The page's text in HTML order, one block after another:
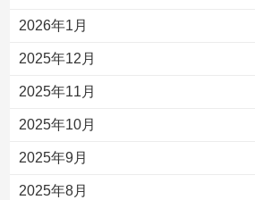
2026年1月
2025年12月
2025年11月
2025年10月
2025年9月
2025年8月